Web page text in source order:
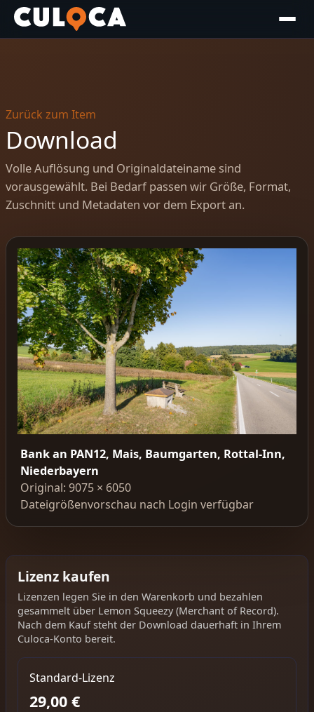
Zurück zum Item
Download
Volle Auflösung und Originaldateiname sind
vorausgewählt. Bei Bedarf passen wir Größe, Format,
Zuschnitt und Metadaten vor dem Export an.
Bank an PAN12, Mais, Baumgarten, Rottal-Inn,
Niederbayern
Original: 9075 × 6050
Dateigrößenvorschau nach Login verfügbar
Lizenz kaufen
Lizenzen legen Sie in den Warenkorb und bezahlen
gesammelt über Lemon Squeezy (Merchant of Record).
Nach dem Kauf steht der Download dauerhaft in Ihrem
Culoca-Konto bereit.
Standard-Lizenz
29,00 €